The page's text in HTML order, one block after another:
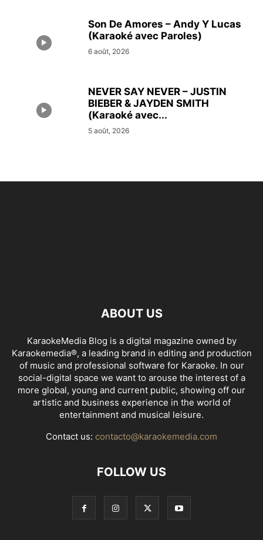
Son De Amores – Andy Y Lucas
(Karaoké avec Paroles)
6 août, 2026
NEVER SAY NEVER – JUSTIN
BIEBER & JAYDEN SMITH
(Karaoké avec...
5 août, 2026
ABOUT US
KaraokeMedia Blog is a digital magazine owned by
Karaokemedia®, a leading brand in editing and production
of music and professional software for Karaoke. In our
social-digital space we want to arouse the interest of a
more global, young and current public, showing off our
artistic and business experience in the world of
entertainment and musical leisure.
Contact us: contacto@karaokemedia.com
FOLLOW US